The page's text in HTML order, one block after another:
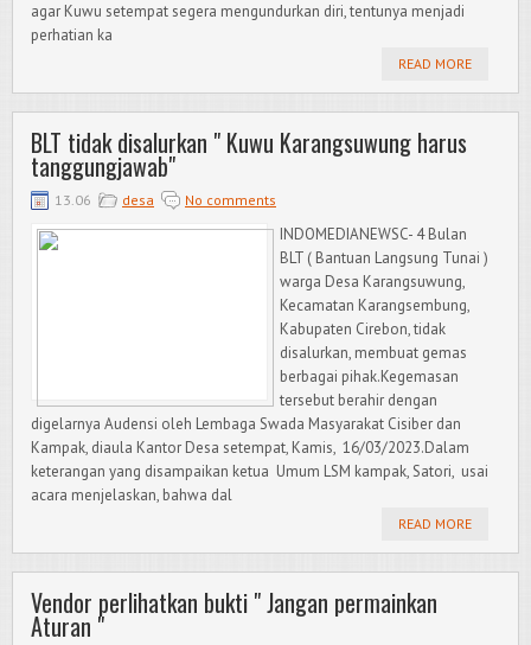
agar Kuwu setempat segera mengundurkan diri, tentunya menjadi
perhatian ka
READ MORE
BLT tidak disalurkan " Kuwu Karangsuwung harus
tanggungjawab"
13.06 desa No comments
INDOMEDIANEWSC- 4 Bulan
BLT ( Bantuan Langsung Tunai )
warga Desa Karangsuwung,
Kecamatan Karangsembung,
Kabupaten Cirebon, tidak
disalurkan, membuat gemas
berbagai pihak.Kegemasan
tersebut berahir dengan
digelarnya Audensi oleh Lembaga Swada Masyarakat Cisiber dan
Kampak, diaula Kantor Desa setempat, Kamis, 16/03/2023.Dalam
keterangan yang disampaikan ketua Umum LSM kampak, Satori, usai
acara menjelaskan, bahwa dal
READ MORE
Vendor perlihatkan bukti " Jangan permainkan
Aturan "